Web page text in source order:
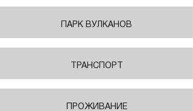
ПАРК ВУЛКАНОВ
ТРАНСПОРТ
ПРОЖИВАНИЕ